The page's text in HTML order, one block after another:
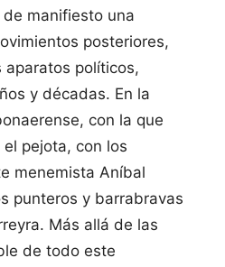
manifiesto una
posteriores,
aparatos políticos,
y décadas. En la
con la que
pejota, con los
menemista Aníbal
punteros y barrabravas
Más allá de las
de todo este